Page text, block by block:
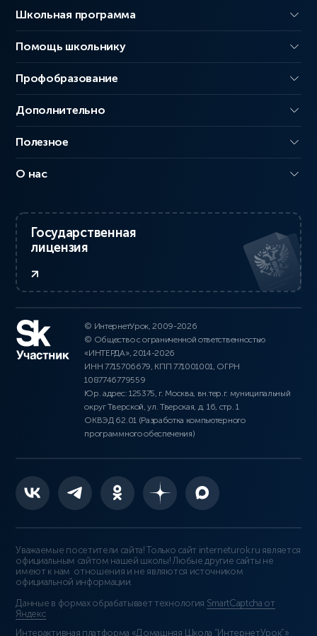
Школьная программа
Помощь школьнику
Профобразование
Дополнительно
Полезное
О нас
Государственная
лицензия
© ИнтернетУрок, 2009-2026
© Общество с ограниченной ответственностью
«ИНТЕРДА», 2014-2026
ИНН 7715706679, КПП 771001001, ОГРН
1087746779559
Юр. адрес: 125375, г. Москва, вн.тер.г. муниципальный
округ Тверской, ул. Тверская, д. 16, стр. 1
ОКВЭД 62.01 (Разработка компьютерного
программного обеспечения)
Уважаемые посетители сайта! Только сайт interneturok.ru является
официальным сайтом нашей школы! Любые другие сайты не
имеют к нам отношения и не являются источником
официальной информации.
Данные в формах обрабатывает технология SmartCaptcha от
Яндекс
Интерактивная платформа «Домашняя Школа “ИнтернетУрок”»